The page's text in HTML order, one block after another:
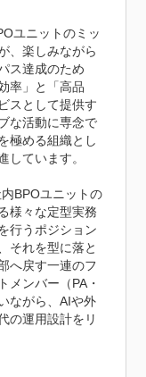
ユニットのミッ
、楽しみながら
ス達成のため
率」と「高品
スとして提供す
な活動に専念で
極める組織とし
しています。
BPOユニットの
様々な定型実務
行うポジション
それを型に落と
へ戻す一連のフ
メンバー（PA・
ながら、AIや外
の運用設計をリ